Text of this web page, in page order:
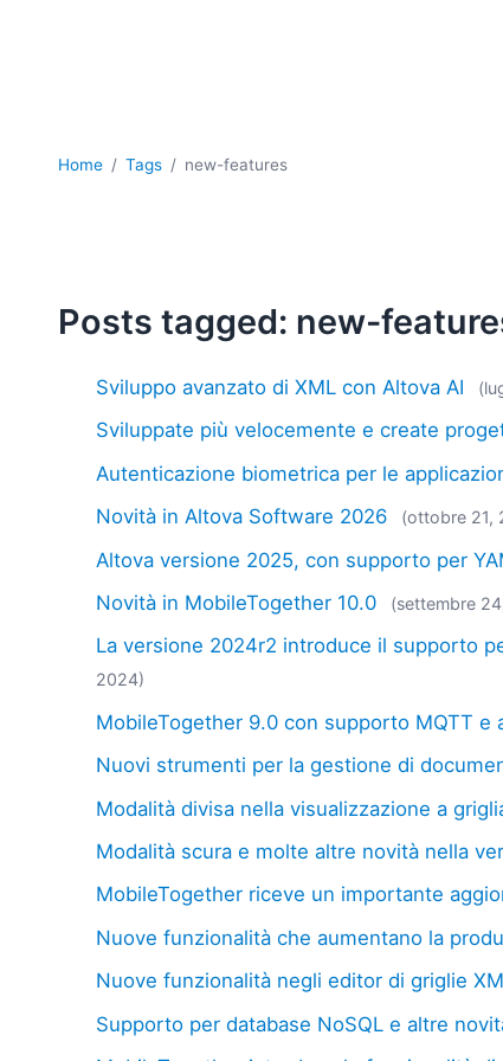
Home Tags new-features
Posts tagged: new-
Sviluppo avanzato di XML con Altova AI
Sviluppate più velocemente e create
Autenticazione biometrica per le
Novità in Altova Software 2026 (ottobre 21,
Altova versione 2025, con supporto per
Novità in MobileTogether 10.0 (settembre
La versione 2024r2 introduce il supporto
2024)
MobileTogether 9.0 con supporto MQTT e
Nuovi strumenti per la gestione di
Modalità divisa nella visualizzazione a
Modalità scura e molte altre novità nella
MobileTogether riceve un importante
Nuove funzionalità che aumentano la
Nuove funzionalità negli editor di griglie
Supporto per database NoSQL e altre